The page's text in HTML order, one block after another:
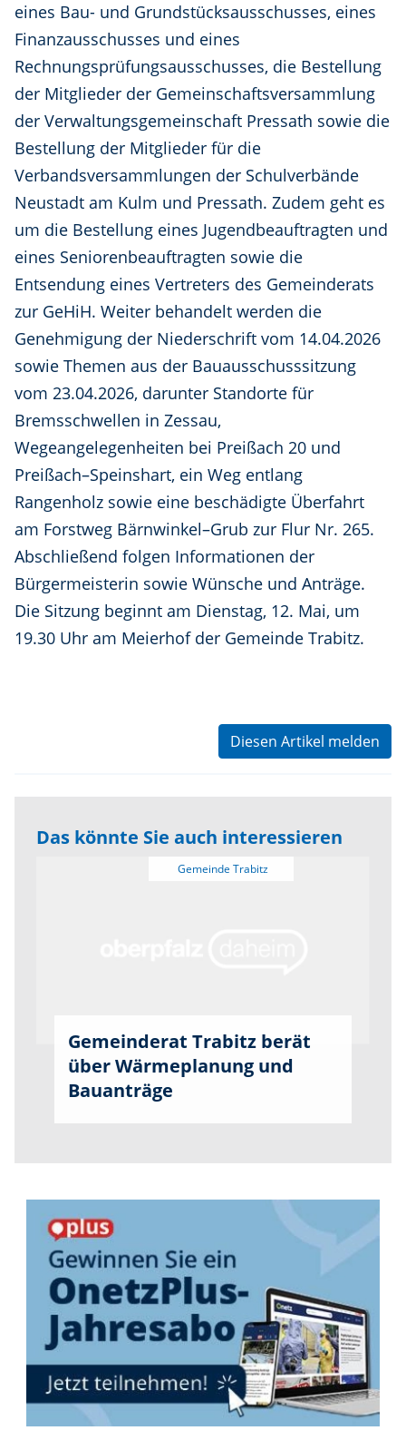
eines Bau- und Grundstücksausschusses, eines
Finanzausschusses und eines
Rechnungsprüfungsausschusses, die Bestellung
der Mitglieder der Gemeinschaftsversammlung
der Verwaltungsgemeinschaft Pressath sowie die
Bestellung der Mitglieder für die
Verbandsversammlungen der Schulverbände
Neustadt am Kulm und Pressath. Zudem geht es
um die Bestellung eines Jugendbeauftragten und
eines Seniorenbeauftragten sowie die
Entsendung eines Vertreters des Gemeinderats
zur GeHiH. Weiter behandelt werden die
Genehmigung der Niederschrift vom 14.04.2026
sowie Themen aus der Bauausschusssitzung
vom 23.04.2026, darunter Standorte für
Bremsschwellen in Zessau,
Wegeangelegenheiten bei Preißach 20 und
Preißach–Speinshart, ein Weg entlang
Rangenholz sowie eine beschädigte Überfahrt
am Forstweg Bärnwinkel–Grub zur Flur Nr. 265.
Abschließend folgen Informationen der
Bürgermeisterin sowie Wünsche und Anträge.
Die Sitzung beginnt am Dienstag, 12. Mai, um
19.30 Uhr am Meierhof der Gemeinde Trabitz.
Diesen Artikel melden
Das könnte Sie auch interessieren
Gemeinde Trabitz
Gemeinderat Trabitz berät
über Wärmeplanung und
Bauanträge